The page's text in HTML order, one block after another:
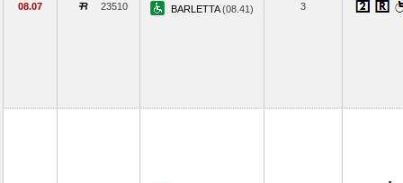
08.07 23510 BARLETTA(08.41) 3